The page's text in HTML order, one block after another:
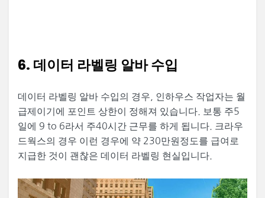
6. 데이터 라벨링 알바 수입
데이터 라벨링 알바 수입의 경우, 인하우스 작업자는 월
급제이기에 포인트 상한이 정해져 있습니다. 보통 주5
일에 9 to 6라서 주40시간 근무를 하게 됩니다. 크라우
드웍스의 경우 이런 경우에 약 230만원정도를 급여로
지급한 것이 괜찮은 데이터 라벨링 현실입니다.